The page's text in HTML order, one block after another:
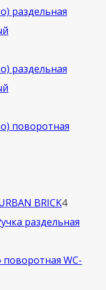
BRICK44
товара
раздельная
поворотная WC-